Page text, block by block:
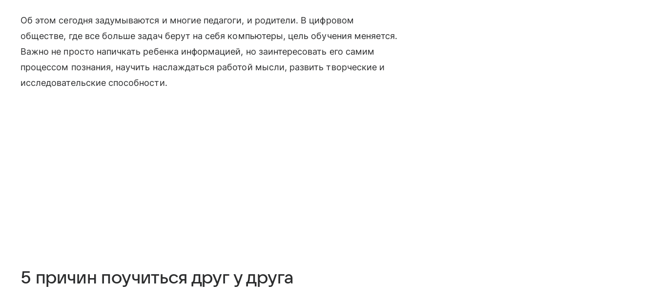
Об этом сегодня задумываются и многие педагоги, и родители. В цифровом
обществе, где все больше задач берут на себя компьютеры, цель обучения меняется.
Важно не просто напичкать ребенка информацией, но заинтересовать его самим
процессом познания, научить наслаждаться работой мысли, развить творческие и
исследовательские способности.
5 причин поучиться друг у друга